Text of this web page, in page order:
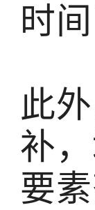
时
此
补
要